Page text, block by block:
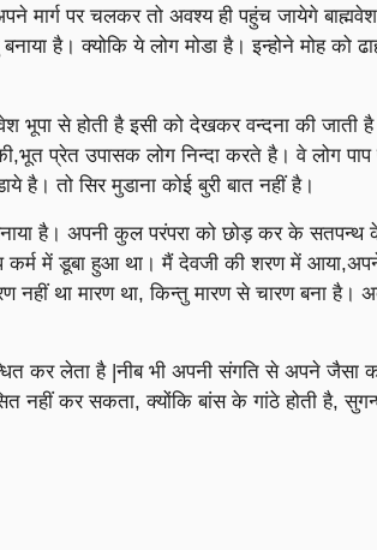
पर चलकर तो अवश्य ही पहुंच जायेगे बाह्मवेश
है। क्योकि ये लोग मोडा है। इन्होने मोह को
से होती है इसी को देखकर वन्दना की जाती
प्रेत उपासक लोग निन्दा करते है। वे लोग पाप
है। तो सिर मुडाना कोई बुरी बात नहीं है।
है। अपनी कुल परंपरा को छोड़ कर के सतपन्थ
कर्म में डूबा हुआ था। मैं देवजी की शरण में
था मारण था, किन्तु मारण से चारण बना है।
कर लेता है |नीब भी अपनी संगति से अपने जैसा
कर सकता, क्योंकि बांस के गांठे होती है,